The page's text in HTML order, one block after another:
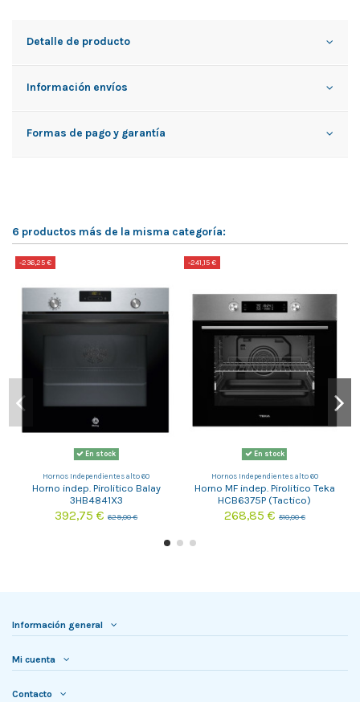
Detalle de producto
Información envíos
Formas de pago y garantía
6 productos más de la misma categoría:
-236,25 €
En stock
Hornos Independientes alto 60
Horno indep. Pirolitico Balay
3HB4841X3
392,75 €629,00 €
-241,15 €
En stock
Hornos Independientes alto 60
Horno MF indep. Pirolitico Teka
HCB6375P (Tactico)
268,85 € 510,00 €
Información general
Mi cuenta
Contacto